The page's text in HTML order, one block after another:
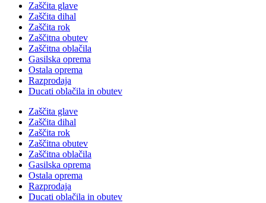
Zaščita glave
Zaščita dihal
Zaščita rok
Zaščitna obutev
Zaščitna oblačila
Gasilska oprema
Ostala oprema
Razprodaja
Ducati oblačila in obutev
Zaščita glave
Zaščita dihal
Zaščita rok
Zaščitna obutev
Zaščitna oblačila
Gasilska oprema
Ostala oprema
Razprodaja
Ducati oblačila in obutev